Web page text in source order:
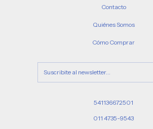
Contacto
Quiénes Somos
Cómo Comprar
541136672501
011 4735-9543